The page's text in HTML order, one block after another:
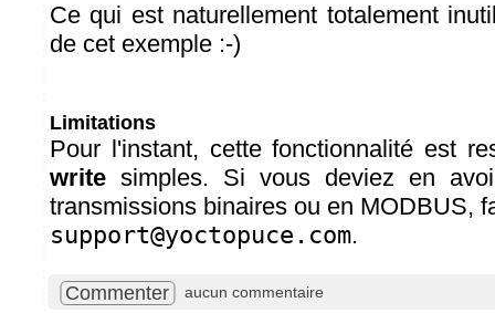
Ce qui est naturellement totalement
de cet exemple :-)
Limitations
Pour l'instant, cette fonctionnalité est
write simples. Si vous deviez en
transmissions binaires ou en MODBUS,
support@yoctopuce.com.
Commenter aucun commentaire